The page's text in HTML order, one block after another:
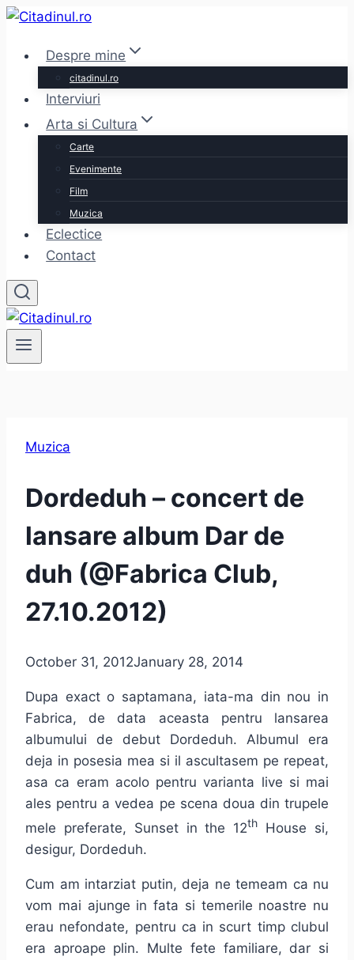
Skip
contentDespre mine
citadinul.ro
Interviuri
Arta si Cultura
Carte
Evenimente
Film
Muzica
Eclectice
Contact
Muzica
Dordeduh – concert de
lansare album Dar de
duh (@Fabrica Club,
27.10.2012)
October 31, 2012January 28, 2014
Dupa exact o saptamana, iata-ma din nou in
Fabrica, de data aceasta pentru lansarea
albumului de debut Dordeduh. Albumul era
deja in posesia mea si il ascultasem pe repeat,
asa ca eram acolo pentru varianta live si mai
ales pentru a vedea pe scena doua din trupele
mele preferate, Sunset in the 12th
House si,
desigur, Dordeduh.
Cum am intarziat putin, deja ne temeam ca nu
vom mai ajunge in fata si temerile noastre nu
erau nefondate, pentru ca in scurt timp clubul
era aproape plin. Multe fete familiare, dar si